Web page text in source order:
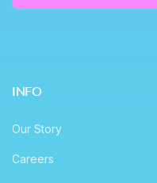
メ
INFO
Our Story
Careers